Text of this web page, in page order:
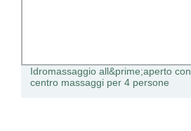
Idromassaggio all&prime;aperto con
centro massaggi per 4 persone